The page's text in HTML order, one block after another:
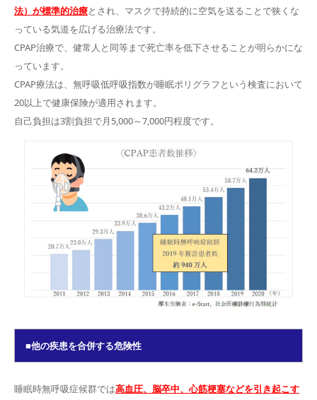
法）が標準的治療とされ、マスクで持続的に空気を送ることで狭くな
っている気道を広げる治療法です。
CPAP治療で、健常人と同等まで死亡率を低下させることが明らかにな
っています。
CPAP療法は、無呼吸低呼吸指数が睡眠ポリグラフという検査において
20以上で健康保険が適用されます。
自己負担は3割負担で月5,000～7,000円程度です。
■他の疾患を合併する危険性
睡眠時無呼吸症候群では高血圧、脳卒中、心筋梗塞などを引き起こす